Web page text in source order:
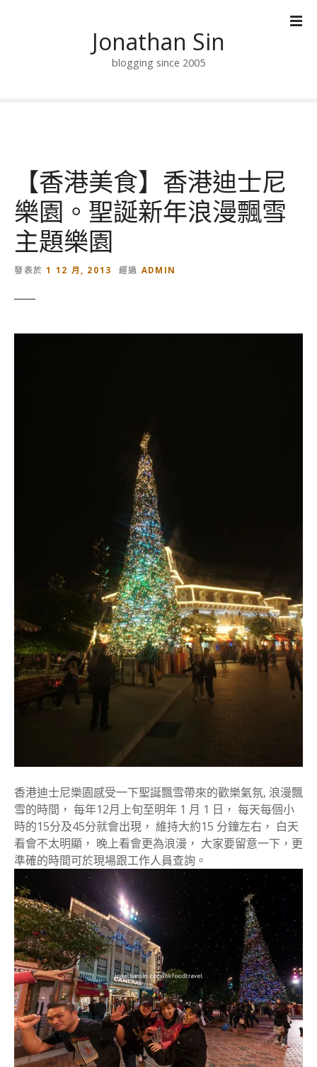
Jonathan Sin
blogging since 2005
【香港美食】香港迪士尼
樂園。聖誕新年浪漫飄雪
主題樂園
發表於 1 12 月, 2013 經過 ADMIN
香港迪士尼樂園感受一下聖誕飄雪帶來的歡樂氣氛, 浪漫飄
雪的時間， 每年12月上旬至明年 1 月 1 日， 每天每個小
時的15分及45分就會出現， 維持大約15 分鐘左右， 白天
看會不太明顯， 晚上看會更為浪漫， 大家要留意一下，更
準確的時間可於現場跟工作人員查詢。